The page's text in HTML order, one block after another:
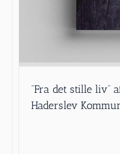
”Fra det stille liv”
Haderslev